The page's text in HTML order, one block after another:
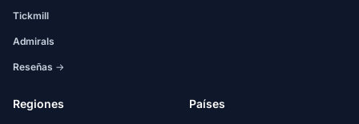
Tickmill
Admirals
Reseñas →
Regiones Países